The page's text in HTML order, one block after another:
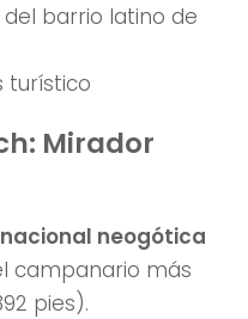
barrio latino de
turístico
Mirador
neogótica
campanario más
pies).